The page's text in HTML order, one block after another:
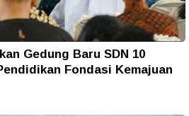
Gedung Baru SDN 10
Fondasi Kemajuan